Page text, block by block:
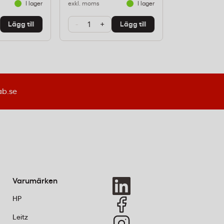
I lager
Lägg till
exkl. moms
I lager
- + Lägg till
Varumärken
HP
Leitz